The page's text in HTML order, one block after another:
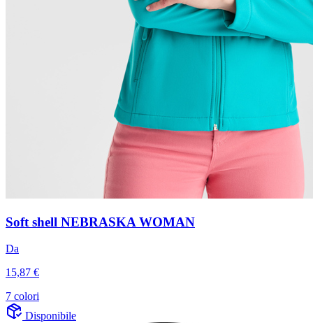
Soft shell NEBRASKA WOMAN
Da
15,87 €
7 colori
Disponibile